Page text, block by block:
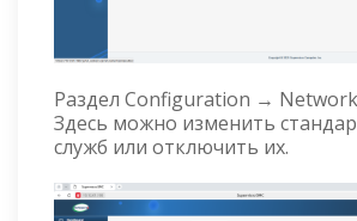
Раздел Configuration →
Здесь можно изменить
служб или отключить их.